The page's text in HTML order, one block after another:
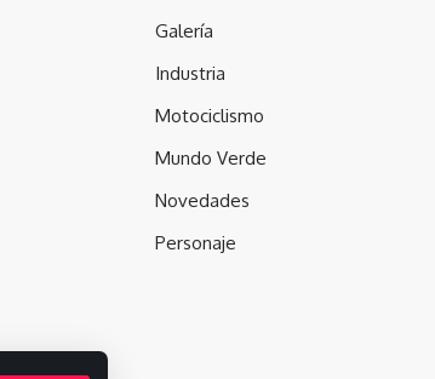
Galería
Industria
Motociclismo
Mundo Verde
Novedades
Personaje